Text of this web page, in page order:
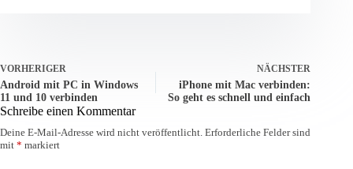
VORHERIGER
Android mit PC in Windows
11 und 10 verbinden
NÄCHSTER
iPhone mit Mac verbinden:
So geht es schnell und einfach
Schreibe einen Kommentar
Deine E-Mail-Adresse wird nicht veröffentlicht. Erforderliche Felder sind
mit * markiert